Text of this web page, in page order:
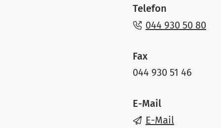
Telefon
044 930 50 80
Fax
044 930 51 46
E-Mail
E-Mail